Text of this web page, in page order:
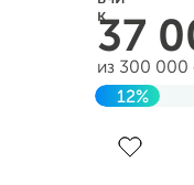
37
из 300 000
12%